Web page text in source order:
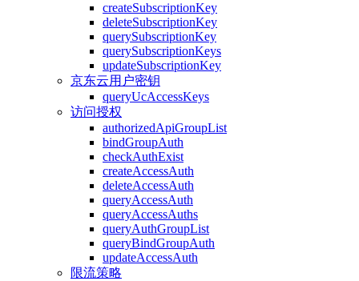
createSubscriptionKey
deleteSubscriptionKey
querySubscriptionKey
querySubscriptionKeys
updateSubscriptionKey
京东云用户密钥
queryUcAccessKeys
访问授权
authorizedApiGroupList
bindGroupAuth
checkAuthExist
createAccessAuth
deleteAccessAuth
queryAccessAuth
queryAccessAuths
queryAuthGroupList
queryBindGroupAuth
updateAccessAuth
限流策略